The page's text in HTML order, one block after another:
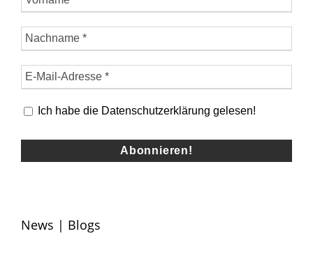
Ich habe die Datenschutzerklärung gelesen!
News | Blogs